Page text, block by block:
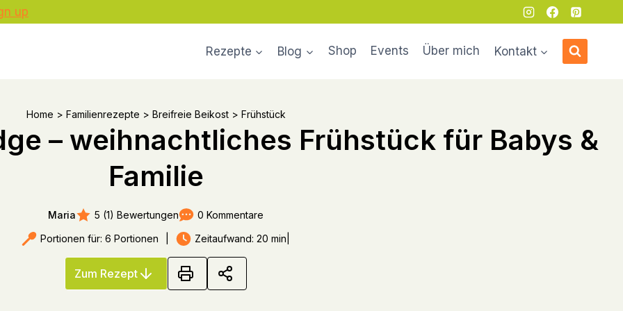
up
Rezepte Blog Shop Events Über mich Kontakt
Home > Familienrezepte > Breifreie Beikost> Frühstück
– weihnachtliches Frühstück für Babys &
Familie
Maria 5 (1) Bewertungen 0 Kommentare
Portionen für: 6 Portionen Zeitaufwand: 20 min
Zum Rezept